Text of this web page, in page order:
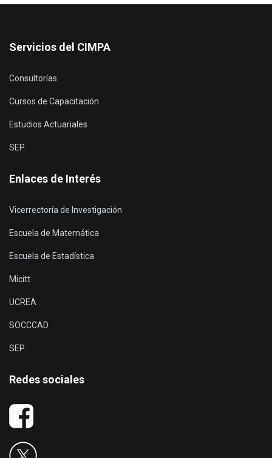
Servicios del CIMPA
Consultorías
Cursos de Capacitación
Estudios Actuariales
SEP
Enlaces de Interés
Vicerrectoría de Investigación
Escuela de Matemática
Escuela de Estadística
Micitt
UCREA
SOCCCAD
SEP
Redes sociales